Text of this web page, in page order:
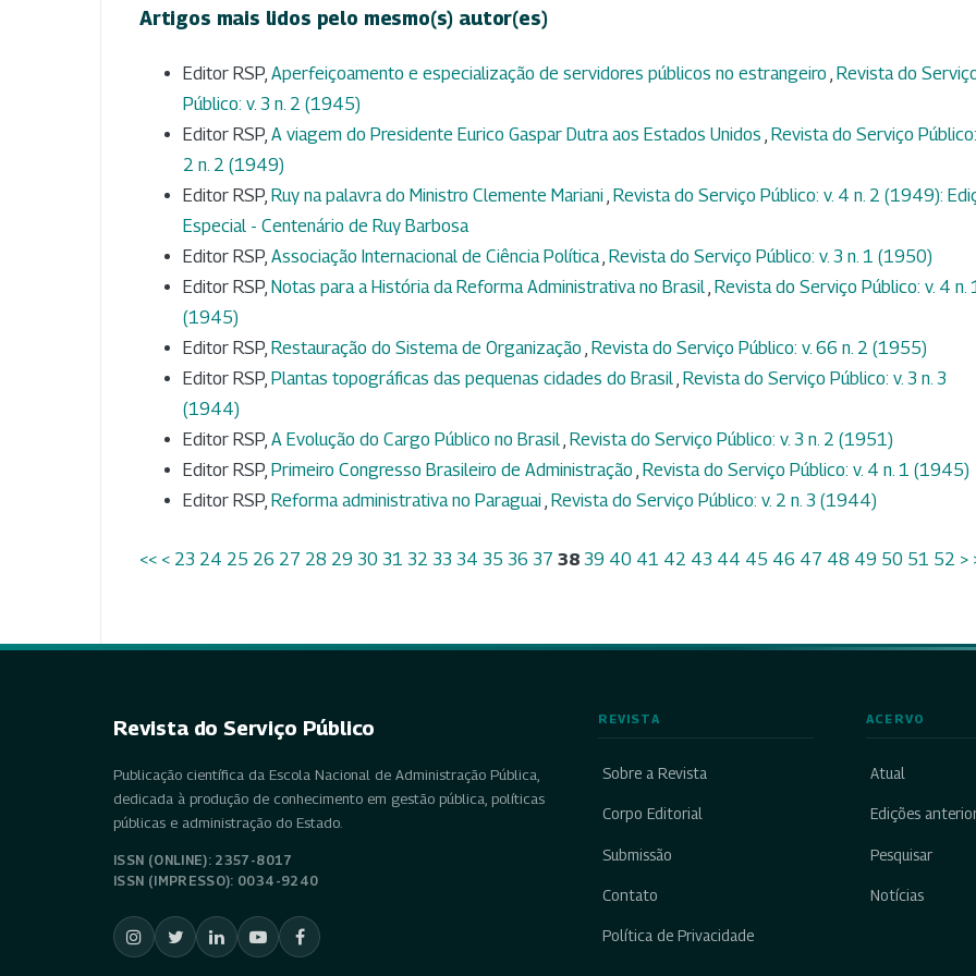
Artigos mais lidos pelo mesmo(s) autor(es)
Editor RSP, Aperfeiçoamento e especialização de servidores públicos no estrangeiro , Revista do
Público: v. 3 n. 2 (1945)
Editor RSP, A viagem do Presidente Eurico Gaspar Dutra aos Estados Unidos , Revista do Serviço
2 n. 2 (1949)
Editor RSP, Ruy na palavra do Ministro Clemente Mariani, Revista do Serviço Público: v. 4 n. 2 (1949):
Especial - Centenário de Ruy Barbosa
Editor RSP, Associação Internacional de Ciência Política, Revista do Serviço Público: v. 3 n. 1 (1950)
Editor RSP, Notas para a História da Reforma Administrativa no Brasil, Revista do Serviço Público: v. 4 n.
(1945)
Editor RSP, Restauração do Sistema de Organização , Revista do Serviço Público: v. 66 n. 2 (1955)
Editor RSP, Plantas topográficas das pequenas cidades do Brasil, Revista do Serviço Público: v. 3 n. 3
(1944)
Editor RSP, A Evolução do Cargo Público no Brasil, Revista do Serviço Público: v. 3 n. 2 (1951)
Editor RSP, Primeiro Congresso Brasileiro de Administração , Revista do Serviço Público: v. 4 n. 1 (1945)
Editor RSP, Reforma administrativa no Paraguai, Revista do Serviço Público: v. 2 n. 3 (1944)
<< < 23 24 25 26 27 28 29 30 31 32 33 34 35 36 37 38 39 40 41 42 43 44 45 46 47 48 49 50 51 52 >
Revista do Serviço Público
Publicação científica da Escola Nacional de Administração Pública,
dedicada à produção de conhecimento em gestão pública, políticas
públicas e administração do Estado.
ISSN (ONLINE): 2357-8017
ISSN (IMPRESSO): 0034-9240
REVISTA
Sobre a Revista
Corpo Editorial
Submissão
Contato
Política de Privacidade
ACERVO
Atual
Edições
Pesquisar
Notícias